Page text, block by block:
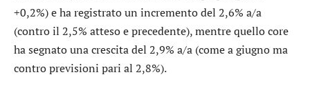
+0,2%) e ha registrato un incremento del 2,6% a/a
(contro il 2,5% atteso e precedente), mentre quello core
ha segnato una crescita del 2,9% a/a (come a giugno ma
contro previsioni pari al 2,8%).